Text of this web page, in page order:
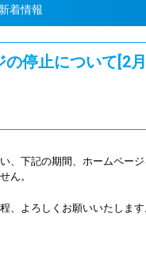
新着情報
停止について[2
、下記の期間、ホームペー
ん。
、よろしくお願いいたしま